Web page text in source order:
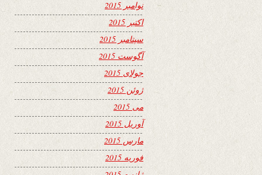
نوامبر 2015
اکتبر 2015
سپتامبر 2015
آگوست 2015
جولای 2015
ژوئن 2015
می 2015
آوریل 2015
مارس 2015
فوریه 2015